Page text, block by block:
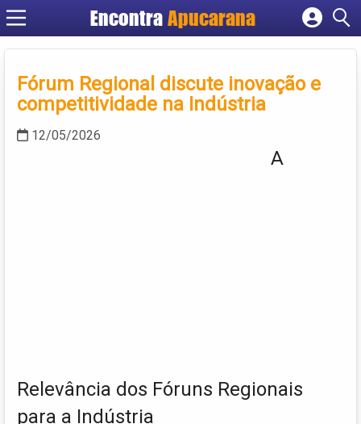
Encontra Apucarana
Cadastrar empresa
Criar conta
Fórum Regional discute inovação e
competitividade na Indústria
12/05/2026
A
Relevância dos Fóruns Regionais
para a Indústria